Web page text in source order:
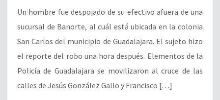
Un hombre fue despojado de su efectivo afuera de una
sucursal de Banorte, al cuál está ubicada en la colonia
San Carlos del municipio de Guadalajara. El sujeto hizo
el reporte del robo una hora después. Elementos de la
Policía de Guadalajara se movilizaron al cruce de las
calles de Jesús González Gallo y Francisco […]